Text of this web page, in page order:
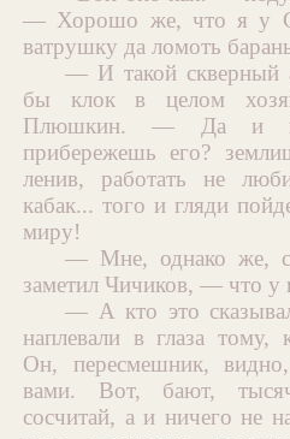
— Хорошо же, что я у
ватрушку да ломоть
— И такой скверный
бы клок в целом
Плюшкин. — Да и в
прибережешь его?
ленив, работать не
кабак... того и гляди
миру!
— Мне, однако же,
заметил Чичиков, — что у
— А кто это
наплевали в глаза тому,
Он, пересмешник,
вами. Вот, бают,
сосчитай, а и ничего не